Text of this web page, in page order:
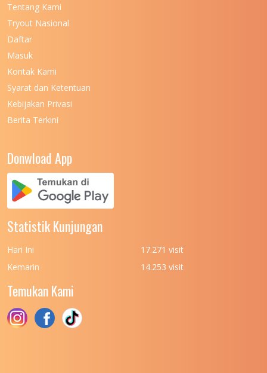
UNIVERSITAS NEGERI KHAIRUN
UNIVERSITAS NEGERI MANADO
UNIVERSITAS NEGERI MEDAN
UNIVERSITAS NEGERI PADANG
UNIVERSITAS NUSA CENDANA
UNIVERSITAS PADJADJARAN
UNIVERSITAS PATTIMURA
(UPN) VETERAN JAKARTA
UNIVERSITAS PEMBANGUNAN NASIONAL
(UPN) VETERAN JAWA TIMUR
UNIVERSITAS PEMBANGUNAN NASIONAL
Tentang Kami
Tryout Nasional
Daftar
Masuk
Kontak Kami
Syarat dan Ketentuan
Kebijakan Privasi
Berita Terkini
Donwload App
Statistik Kunjungan
Hari Ini
17.271 visit
Kemarin
14.253 visit
Temukan Kami